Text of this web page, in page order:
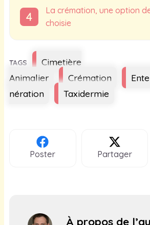
La crémation, une option
choisie
Étiquettes
Cimetière
Animalier
Crémation
nération
Taxidermie
Poster Partager
À propos de